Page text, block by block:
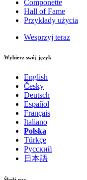
Componette
Hall of Fame
Przykłady użycia
Wesprzyj teraz
Wybierz swój język
English
Česky
Deutsch
Español
Français
Italiano
Polska
Türkçe
Русский
日本語